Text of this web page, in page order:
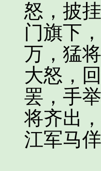
怒，披
门旗下
万，猛
大怒，
罢，手
将齐出
江军马